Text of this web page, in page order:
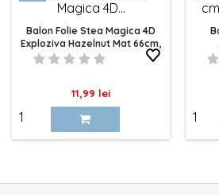
Balon Folie Stea Magica 4D
Exploziva Hazelnut Mat 66cm,
12 Tepi
Pret
11,99 lei